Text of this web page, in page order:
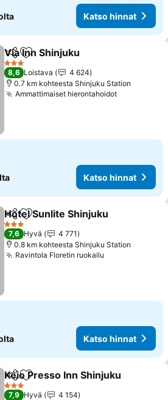
Katso hinnat
Jaa Lisää suosikkeihin
Via Inn Shinjuku
3 Tähtiluokitus
8,6 Loistava
4 624
0.7 km kohteesta Shinjuku Station
Ammattimaiset hierontahoidotKatso
Katso hinnat
Jaa Lisää suosikkeihin
Hotel Sunlite Shinjuku
3 Tähtiluokitus
7,6 Hyvä
4 771
0.8 km kohteesta Shinjuku Station
Ravintola Floretin ruokailu
Katso hinnat
Jaa Lisää suosikkeihin
Keio Presso Inn Shinjuku
3 Tähtiluokitus
7,9 Hyvä
4 154